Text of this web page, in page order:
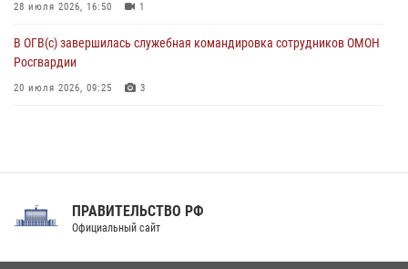
28 июля 2026, 16:50 1
В ОГВ(с) завершилась служебная командировка сотрудников ОМОН
Росгвардии
20 июля 2026, 09:25 3
Праздник «Один день с Росгвардией» к 105-летию Центрального
ПРАВИТЕЛЬСТВО РФ
Официальный сайт